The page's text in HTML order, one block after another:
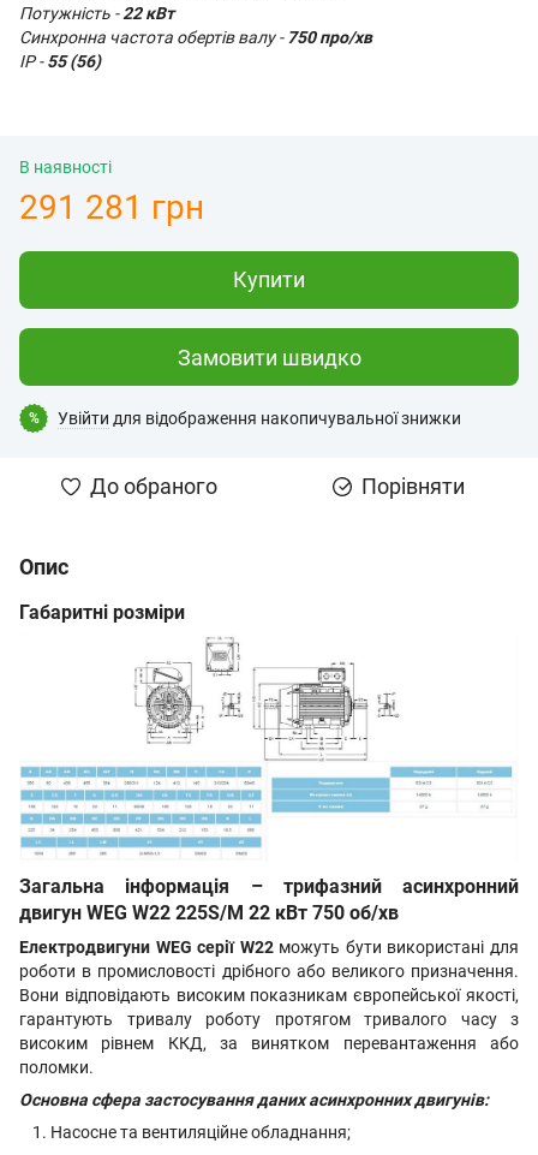
Потужність -22 кВт
Синхронна частота обертів валу - 750 про/хв
IP -55 (56)
В наявності
291 281 грн
Купити
Замовити швидко
% Увійти для відображення накопичувальної знижки
До обраного Порівняти
Опис
Габаритні розміри
Загальна інформація – трифазний асинхронний
двигун WEG W22 225S/M 22 кВт 750 об/хв
Електродвигуни WEG серії W22можуть бути використані для
роботи в промисловості дрібного або великого призначення.
Вони відповідають високим показникам європейської якості,
гарантують тривалу роботу протягом тривалого часу з
високим рівнем ККД, за винятком перевантаження або
поломки.
Основна сфера застосування даних асинхронних двигунів:
Насосне та вентиляційне обладнання;